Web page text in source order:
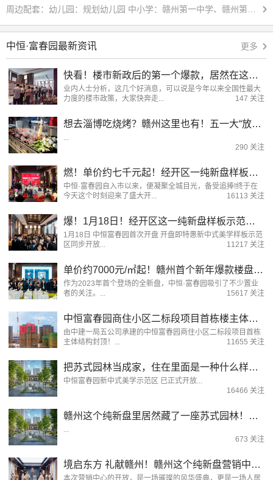
周边配套： 幼儿园：规划幼儿园 中小学：赣州第一中学、赣州第六中学、文清实验国际学校、赣州第十一中学、飞翔小学、车头小学综合商场：万达广场、西城广场、锦晖广场、万象城、步步高新天地 医院：赣南医学院第一附属医院（黄金院区）、经开区人民医院
中恒·富春园最新资讯 更多
快看！楼市新政后的第一个爆款，居然在这里！
业内人士分析，这几个好消息，可以说是今年以来全国性最大
力度的楼市政策，大家快奔走...
147 关注
想去淄博吃烧烤？赣州这里也有！五一大“放价”！除了美食还有...
...
290 关注
燃！单价约七千元起！经开区一纯新盘样板房&开盘同步上线！
中恒·富春园自入市以来，便凝聚全城目光，备受追捧!终于在
今天这个时刻迎来了盛大开...
16113 关注
爆！1月18日！经开区这一纯新盘样板示范区即将开放！
1月18日 中恒富春园首次开盘 开盘即特惠新中式美学样板示范
区同步开放...
11217 关注
单价约7000元/㎡起！赣州首个新年爆款楼盘！马上开盘！价格楼栋优惠曝光！
作为2023年首个登场的全新盘，中恒·富春园吸引了不少置业
者的关注。...
15617 关注
中恒富春园商住小区二标段项目首栋楼主体结构封顶！
由中建一局五公司承建的中恒富春园商住小区二标段项目首栋
主体结构封顶！...
11655 关注
把苏式园林当成家，住在里面是一种什么样的体验？
中恒富春园新中式美学示范区 已正式开放...
16466 关注
赣州这个纯新盘里居然藏了一座苏式园林！看完羡慕住了！
...
673 关注
境启东方 礼献赣州！赣州这个纯新盘营销中心火热开放！
本次营销中心的开放，是一场璀璨的风华盛典，更是一场人居